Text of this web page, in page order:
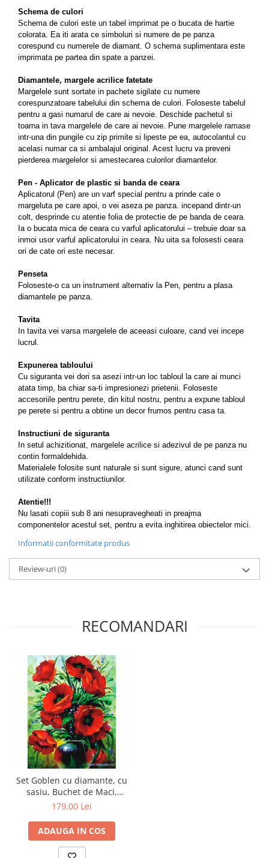
Schema de culori
Schema de culori este un tabel imprimat pe o bucata de hartie
colorata. Ea iti arata ce simboluri si numere de pe panza
corespund cu numerele de diamant. O schema suplimentara este
imprimata pe partea din spate a panzei.
Diamantele, margele acrilice fatetate
Margelele sunt sortate in pachete sigilate cu numere
corespunzatoare tabelului din schema de culori. Foloseste tabelul
pentru a gasi numarul de care ai nevoie. Deschide pachetul si
toarna in tava margelele de care ai nevoie. Pune margelele ramase
intr-una din pungile cu zip primite si lipeste pe ea, autocolantul cu
acelasi numar ca si ambalajul original. Acest lucru va preveni
pierderea margelelor si amestecarea culorilor diamantelor.
Pen - Aplicator de plastic si banda de ceara
Aplicatorul (Pen) are un varf special pentru a prinde cate o
margeluta pe care apoi, o vei aseza pe panza. incepand dintr-un
colt, desprinde cu atentie folia de protectie de pe banda de ceara.
Ia o bucata mica de ceara cu varful aplicatorului – trebuie doar sa
inmoi usor varful aplicatorului in ceara. Nu uita sa folosesti ceara
ori de cate ori este necesar.
Penseta
Foloseste-o ca un instrument alternativ la Pen, pentru a plasa
diamantele pe panza.
Tavita
In tavita vei varsa margelele de aceeasi culoare, cand vei incepe
lucrul.
Expunerea tabloului
Cu siguranta vei dori sa asezi intr-un loc tabloul la care ai munci
atata timp, ba chiar sa-ti impresionezi prietenii. Foloseste
accesoriile pentru perete, din kitul nostru, pentru a expune tabloul
pe perete si pentru a obtine un decor frumos pentru casa ta.
Instructiuni de siguranta
In setul achizitionat, margelele acrilice si adezivul de pe panza nu
contin formaldehida.
Materialele folosite sunt naturale si sunt sigure, atunci cand sunt
utilizate conform instructiunilor.
Atentie!!!
Nu lasati copiii sub 8 ani nesupravegheati in preajma
componentelor acestul set, pentru a evita inghitirea obiectelor mici.
Informatii conformitate produs
Review-uri(0)
RECOMANDARI
Set Goblen cu diamante, cu
sasiu, Buchet de Maci,
40x50 cm, 27 culori
179,00 Lei
ADAUGA IN COS